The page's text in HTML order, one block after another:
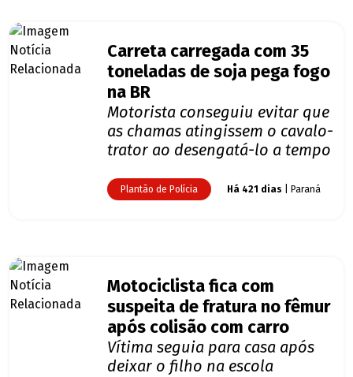
Carreta carregada com 35
toneladas de soja pega fogo
na BR
Motorista conseguiu evitar que
as chamas atingissem o cavalo-
trator ao desengatá-lo a tempo
Plantão de Polícia Há 421 dias | Paraná
Motociclista fica com
suspeita de fratura no fêmur
após colisão com carro
Vítima seguia para casa após
deixar o filho na escola